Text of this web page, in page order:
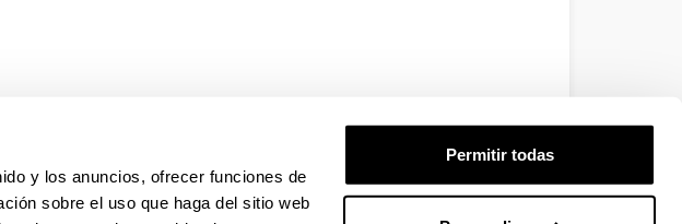
y los anuncios, ofrecer funciones de
sobre el uso que haga del sitio web
Permitir todas